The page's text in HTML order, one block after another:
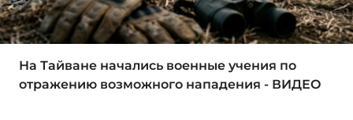
На Тайване начались военные учения по
отражению возможного нападения - ВИДЕО